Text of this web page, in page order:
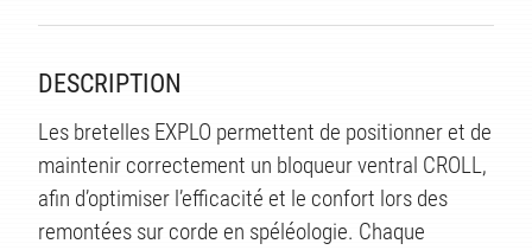
DESCRIPTION
Les bretelles EXPLO permettent de positionner et de
maintenir correctement un bloqueur ventral CROLL,
afin d’optimiser l’efficacité et le confort lors des
remontées sur corde en spéléologie. Chaque